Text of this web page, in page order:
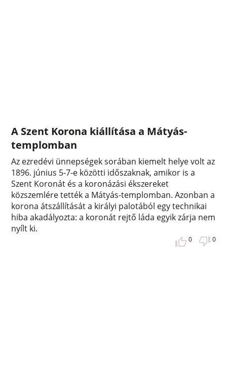
A Szent Korona kiállítása a Mátyás-
templomban
Az ezredévi ünnepségek sorában kiemelt helye volt az
1896. június 5-7-e közötti időszaknak, amikor is a
Szent Koronát és a koronázási ékszereket
közszemlére tették a Mátyás-templomban. Azonban a
korona átszállítását a királyi palotából egy technikai
hiba akadályozta: a koronát rejtő láda egyik zárja nem
nyílt ki.
0 0